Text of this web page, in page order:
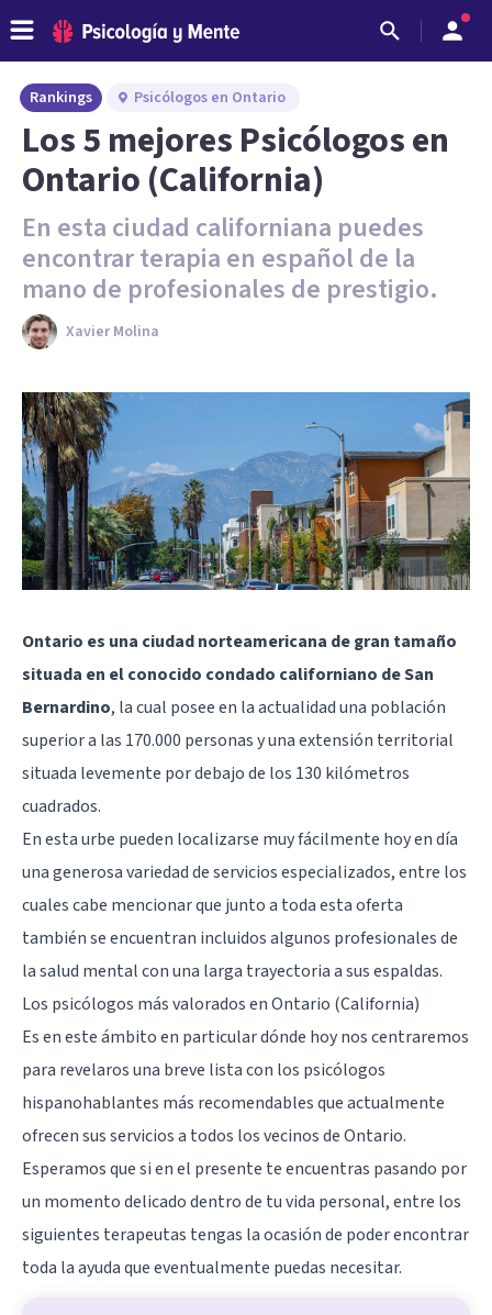
Rankings Psicólogos en Ontario
Los 5 mejores Psicólogos en
Ontario (California)
En esta ciudad californiana puedes
encontrar terapia en español de la
mano de profesionales de prestigio.
Xavier Molina
Ontario es una ciudad norteamericana de gran tamaño
situada en el conocido condado californiano de San
Bernardino, la cual posee en la actualidad una población
superior a las 170.000 personas y una extensión territorial
situada levemente por debajo de los 130 kilómetros
cuadrados.
En esta urbe pueden localizarse muy fácilmente hoy en día
una generosa variedad de servicios especializados, entre los
cuales cabe mencionar que junto a toda esta oferta
también se encuentran incluidos algunos profesionales de
la salud mental con una larga trayectoria a sus espaldas.
Los psicólogos más valorados en Ontario (California)
Es en este ámbito en particular dónde hoy nos centraremos
para revelaros una breve lista con los psicólogos
hispanohablantes más recomendables que actualmente
ofrecen sus servicios a todos los vecinos de Ontario.
Esperamos que si en el presente te encuentras pasando por
un momento delicado dentro de tu vida personal, entre los
siguientes terapeutas tengas la ocasión de poder encontrar
toda la ayuda que eventualmente puedas necesitar.